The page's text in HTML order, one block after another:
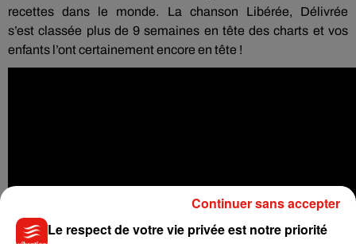
recettes dans le monde.
La chanson Libérée, Délivrée
s’est classée plus de 9 semaines en tête des charts et vos
enfants l’ont certainement encore en tête !
Le respect de votre vie privée est notre priorité
Continuer sans accepter